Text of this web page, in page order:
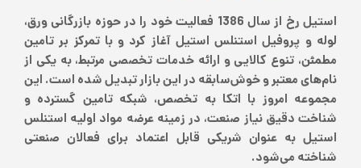
استیل رخ از سال 1386 فعالیت خود را در حوزه بازرگانی ورق،
لوله و پروفیل استنلس استیل آغاز کرد و با تمرکز بر تامین
مطمئن، تنوع کالایی و ارائه خدمات تخصصی مرتبط، به یکی از
نام‌های معتبر و خوش‌سابقه در این بازار تبدیل شده است. این
مجموعه امروز با اتکا به تخصص، شبکه تامین گسترده و
شناخت دقیق نیاز صنعت، در زمینه عرضه مواد اولیه استنلس
استیل به عنوان شریکی قابل اعتماد برای فعالان صنعتی
شناخته می‌شود.